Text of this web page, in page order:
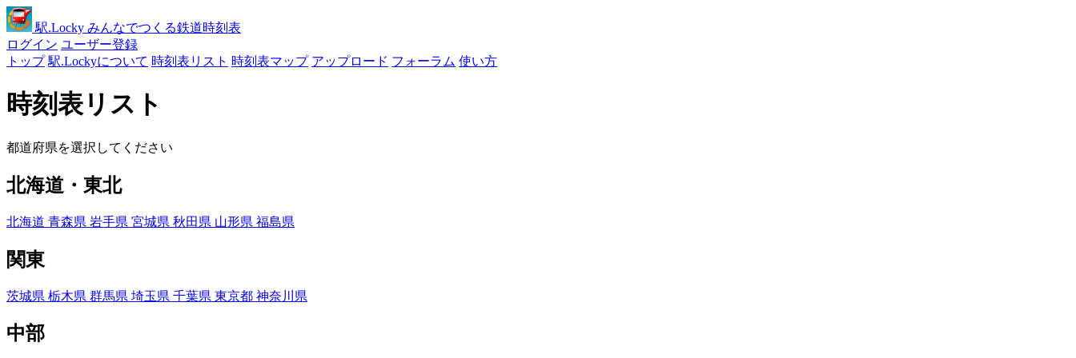
駅.Locky みんなでつくる鉄道時刻表
ログイン ユーザー登録
トップ 駅.Lockyについて 時刻表リスト 時刻表マップ アップロード フォーラム 使い方
時刻表リスト
都道府県を選択してください
北海道・東北
北海道 青森県 岩手県 宮城県 秋田県 山形県 福島県
関東
茨城県 栃木県 群馬県 埼玉県 千葉県 東京都 神奈川県
中部